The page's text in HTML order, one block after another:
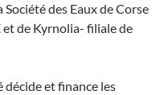
Société des Eaux de Corse
de Kyrnolia- filiale de
décide et finance les